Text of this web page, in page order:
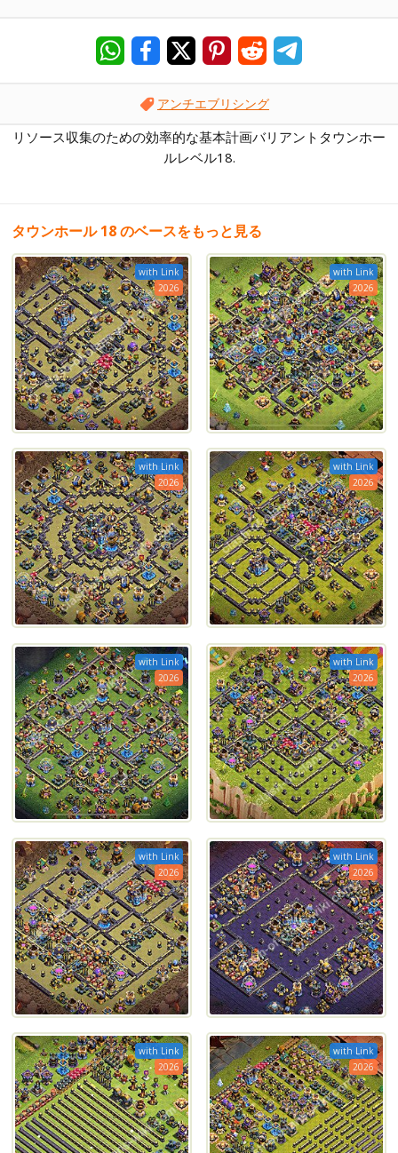
アンチエブリシング
リソース収集のための効率的な基本計画バリアントタウンホー
ルレベル18.
タウンホール 18 のベースをもっと見る
with Link
2026
with Link
2026
with Link
2026
with Link
2026
with Link
2026
with Link
2026
with Link
2026
with Link
2026
with Link
2026
with Link
2026